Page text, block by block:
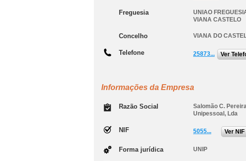
Freguesia
UNIAO
VIANA CASTELO
Concelho VIANA DO
Telefone 25873... Ver
Informações da Empresa
Razão Social
Salomão C.
Unipessoal, Lda
NIF 5055... Ver NIF
Forma jurídica UNIP